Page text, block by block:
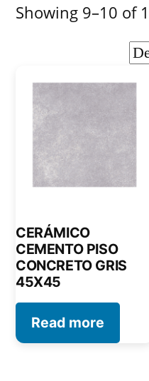
Showing 9–10 of
CERÁMICO
CEMENTO PISO
CONCRETO GRIS
45X45
Read more